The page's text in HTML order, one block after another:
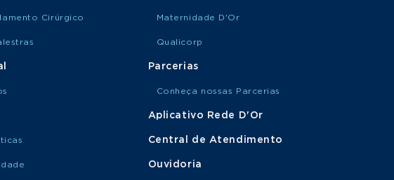
Cirúrgico Maternidade D'Or
Qualicorp
Parcerias
Conheça nossas Parcerias
Aplicativo Rede D'Or
Central de Atendimento
Ouvidoria